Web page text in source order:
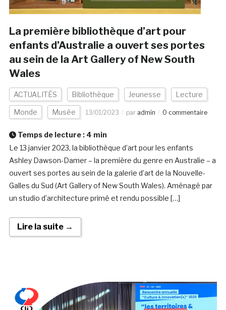
La première bibliothèque d’art pour
enfants d’Australie a ouvert ses portes
au sein de la Art Gallery of New South
Wales
ACTUALITÉS Bibliothèque Jeunesse Lecture
Monde Musée 13/01/2023 par admin 0 commentaire
Temps de lecture : 4 min
Le 13 janvier 2023, la bibliothèque d’art pour les enfants
Ashley Dawson-Damer – la première du genre en Australie – a
ouvert ses portes au sein de la galerie d’art de la Nouvelle-
Galles du Sud (Art Gallery of New South Wales). Aménagé par
un studio d’architecture primé et rendu possible […]
Lire la suite →